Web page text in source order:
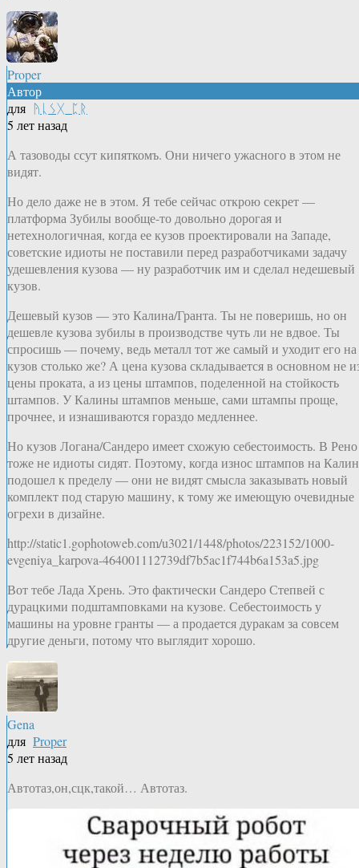
Proper
Автор
для ᚤᚳᛊᚷ_ᛈᚱ
5 лет назад
А тазоводы ссут кипяткомъ. Они ничего ужасного в этом не
видят.
Но дело даже не в этом. Я тебе сейчас открою секрет —
платформа Зубилы вообще-то довольно дорогая и
нетехнологичная, когда ее кузов проектировали на Западе,
советские идиоты не поставили перед разработчиками задачу
удешевления кузова — ну разработчик им и сделал недешевый
кузов.
Дешевый кузов — это Калина/Гранта. Ты не поверишь, но он
дешевле кузова зубилы в производстве чуть ли не вдвое. Ты
спросишь — почему, ведь металл тот же самый и уходит его на
кузов столько же? А цена кузова складывается в основном не
цены проката, а из цены штампов, поделенной на стойкость
штампов. У Калины штампов меньше, сами штампы проще,
прочнее, и изнашиваются гораздо медленнее.
Но кузов Логана/Сандеро имеет схожую себестоимость. В Рено
тоже не идиоты сидят. Поэтому, когда износ штампов на
подошел к пределу — они не видят смысла заказывать новый
комплект под старую машину, к тому же имеющую очевидные
огрехи в дизайне.
http://static1.gophotoweb.com/u3021/1448/photos/223152/1000-
evgeniya_karpova-464001112739df7b5ac1f744b6a153a5.jpg
Вот тебе Лада Хрень. Это фактически Сандеро Степвей с
дурацкими подштамповками на кузове. Себестоимость у
машины на уровне гранты — а продается дуракам за совсем
другие деньги, потому что выглядит хорошо.
Gena
для Proper
5 лет назад
Автотаз,он,сцк,такой… Автотаз.